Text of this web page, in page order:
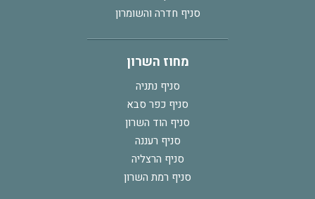
סניף חדרה והשומרון
מחוז השרון
סניף נתניה
סניף כפר סבא
סניף הוד השרון
סניף רעננה
סניף הרצליה
סניף רמת השרון